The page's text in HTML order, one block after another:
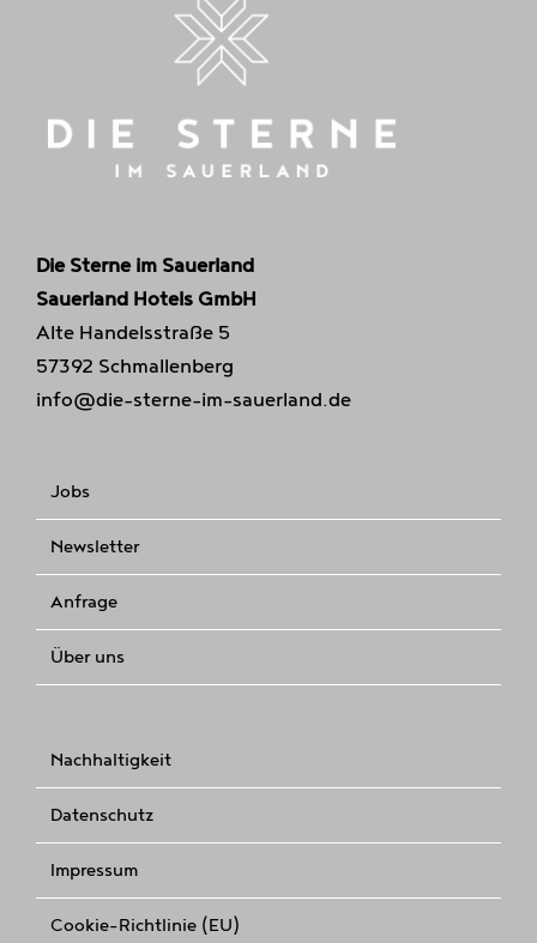
Die Sterne im Sauerland
Sauerland Hotels GmbH
Alte Handelsstraße 5
57392 Schmallenberg
info@die-sterne-im-sauerland.de
Jobs
Newsletter
Anfrage
Über uns
Nachhaltigkeit
Datenschutz
Impressum
Cookie-Richtlinie (EU)